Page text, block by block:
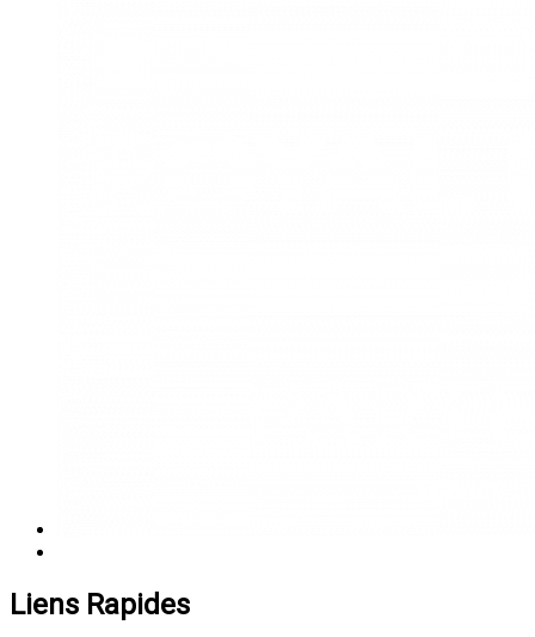
Liens Rapides